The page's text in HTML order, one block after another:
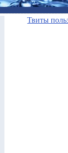
Твиты